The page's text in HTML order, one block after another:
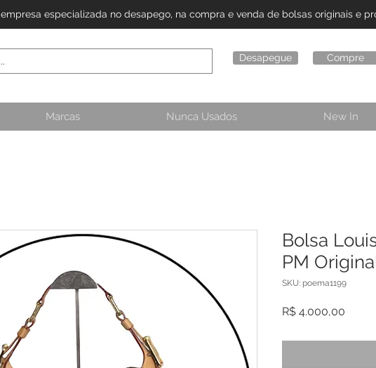
especializada no desapego, na compra e venda de bolsas originais e
Desapegue Compre
Marcas Nunca Usados New In
Bolsa
PM
SKU: poema1199
R$ 4.000,00